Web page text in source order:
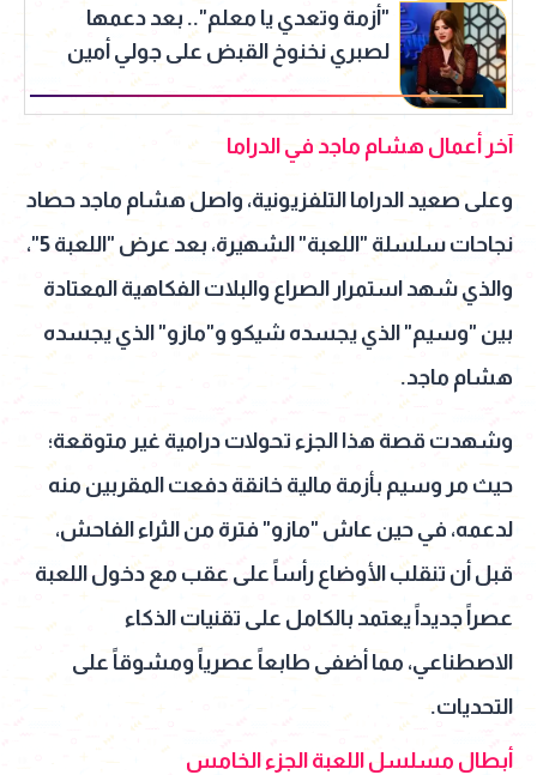
"أزمة وتعدي يا معلم".. بعد دعمها
لصبري نخنوخ القبض على جولي أمين
آخر أعمال هشام ماجد في الدراما
وعلى صعيد الدراما التلفزيونية، واصل هشام ماجد حصاد
نجاحات سلسلة "اللعبة" الشهيرة، بعد عرض "اللعبة 5"،
والذي شهد استمرار الصراع والبلات الفكاهية المعتادة
بين "وسيم" الذي يجسده شيكو و"مازو" الذي يجسده
هشام ماجد.
وشهدت قصة هذا الجزء تحولات درامية غير متوقعة؛
حيث مر وسيم بأزمة مالية خانقة دفعت المقربين منه
لدعمه، في حين عاش "مازو" فترة من الثراء الفاحش،
قبل أن تنقلب الأوضاع رأساً على عقب مع دخول اللعبة
عصراً جديداً يعتمد بالكامل على تقنيات الذكاء
الاصطناعي، مما أضفى طابعاً عصرياً ومشوقاً على
التحديات.
أبطال مسلسل اللعبة الجزء الخامس